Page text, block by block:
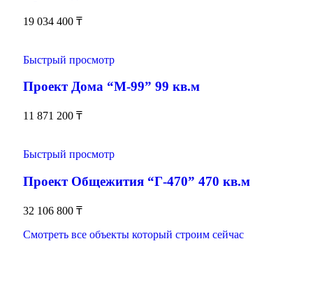
19 034 400 ₸
Быстрый просмотр
Проект Дома “М-99” 99 кв.м
11 871 200 ₸
Быстрый просмотр
Проект Общежития “Г-470” 470 кв.м
32 106 800 ₸
Смотреть все объекты который строим сейчас